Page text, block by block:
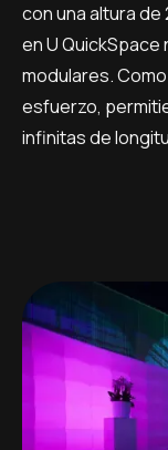
con una altura
en U
modulares.
esfuerzo,
infinitas de